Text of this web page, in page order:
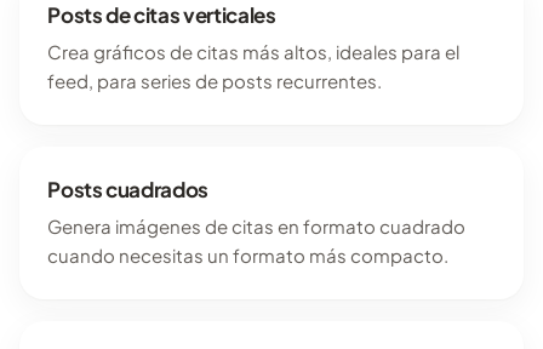
Posts de citas verticales
Crea gráficos de citas más altos, ideales para el
feed, para series de posts recurrentes.
Posts cuadrados
Genera imágenes de citas en formato cuadrado
cuando necesitas un formato más compacto.